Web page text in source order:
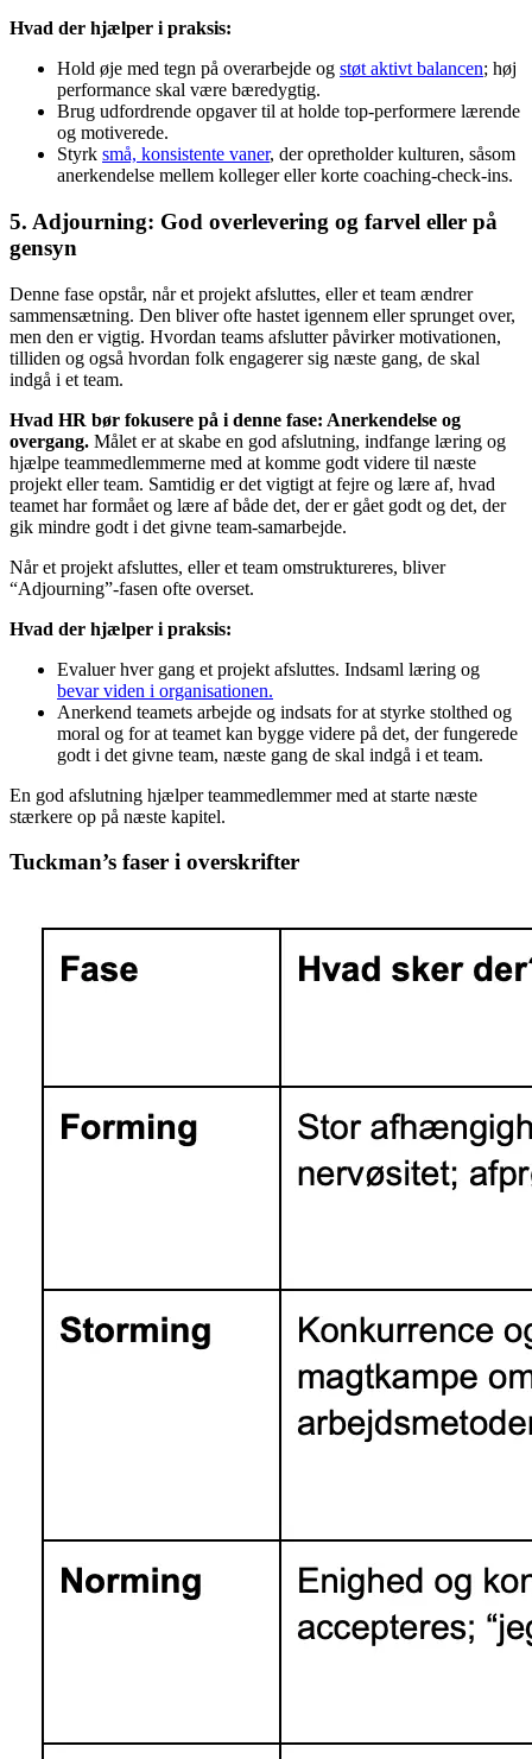
Hvad der hjælper i praksis:
Hold øje med tegn på overarbejde og støt aktivt balancen; høj
performance skal være bæredygtig.
Brug udfordrende opgaver til at holde top-performere lærende
og motiverede.
Styrk små, konsistente vaner, der opretholder kulturen, såsom
anerkendelse mellem kolleger eller korte coaching-check-ins.
5. Adjourning: God overlevering og farvel eller på
gensyn
Denne fase opstår, når et projekt afsluttes, eller et team ændrer
sammensætning. Den bliver ofte hastet igennem eller sprunget over,
men den er vigtig. Hvordan teams afslutter påvirker motivationen,
tilliden og også hvordan folk engagerer sig næste gang, de skal
indgå i et team.
Hvad HR bør fokusere på i denne fase: Anerkendelse og
overgang. Målet er at skabe en god afslutning, indfange læring og
hjælpe teammedlemmerne med at komme godt videre til næste
projekt eller team. Samtidig er det vigtigt at fejre og lære af, hvad
teamet har formået og lære af både det, der er gået godt og det, der
gik mindre godt i det givne team-samarbejde.
Når et projekt afsluttes, eller et team omstruktureres, bliver
“Adjourning”-fasen ofte overset.
Hvad der hjælper i praksis:
Evaluer hver gang et projekt afsluttes. Indsaml læring og
bevar viden i organisationen.
Anerkend teamets arbejde og indsats for at styrke stolthed og
moral og for at teamet kan bygge videre på det, der fungerede
godt i det givne team, næste gang de skal indgå i et team.
En god afslutning hjælper teammedlemmer med at starte næste
stærkere op på næste kapitel.
Tuckman’s faser i overskrifter